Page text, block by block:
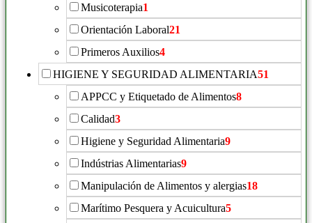
Musicoterapia1
Orientación Laboral21
Primeros Auxilios4
HIGIENE Y SEGURIDAD ALIMENTARIA51
APPCC y Etiquetado de Alimentos8
Calidad3
Higiene y Seguridad Alimentaria9
Indústrias Alimentarias9
Manipulación de Alimentos y alergias18
Marítimo Pesquera y Acuicultura5